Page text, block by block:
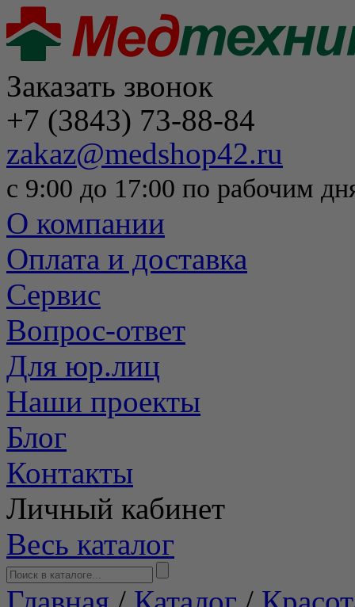
Заказать звонок
+7 (3843) 73-88-84
zakaz@medshop42.ru
с 9:00 до 17:00 по рабочим
О компании
Оплата и доставка
Сервис
Вопрос-ответ
Для юр.лиц
Наши проекты
Блог
Контакты
Личный кабинет
Весь каталог